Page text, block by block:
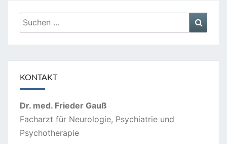
Suchen
nach:
KONTAKT
Dr. med. Frieder Gauß
Facharzt für Neurologie, Psychiatrie und
Psychotherapie